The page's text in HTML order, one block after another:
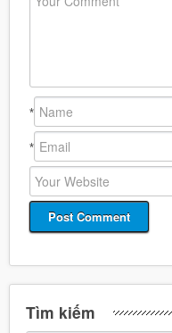
*
*
Tìm kiếm